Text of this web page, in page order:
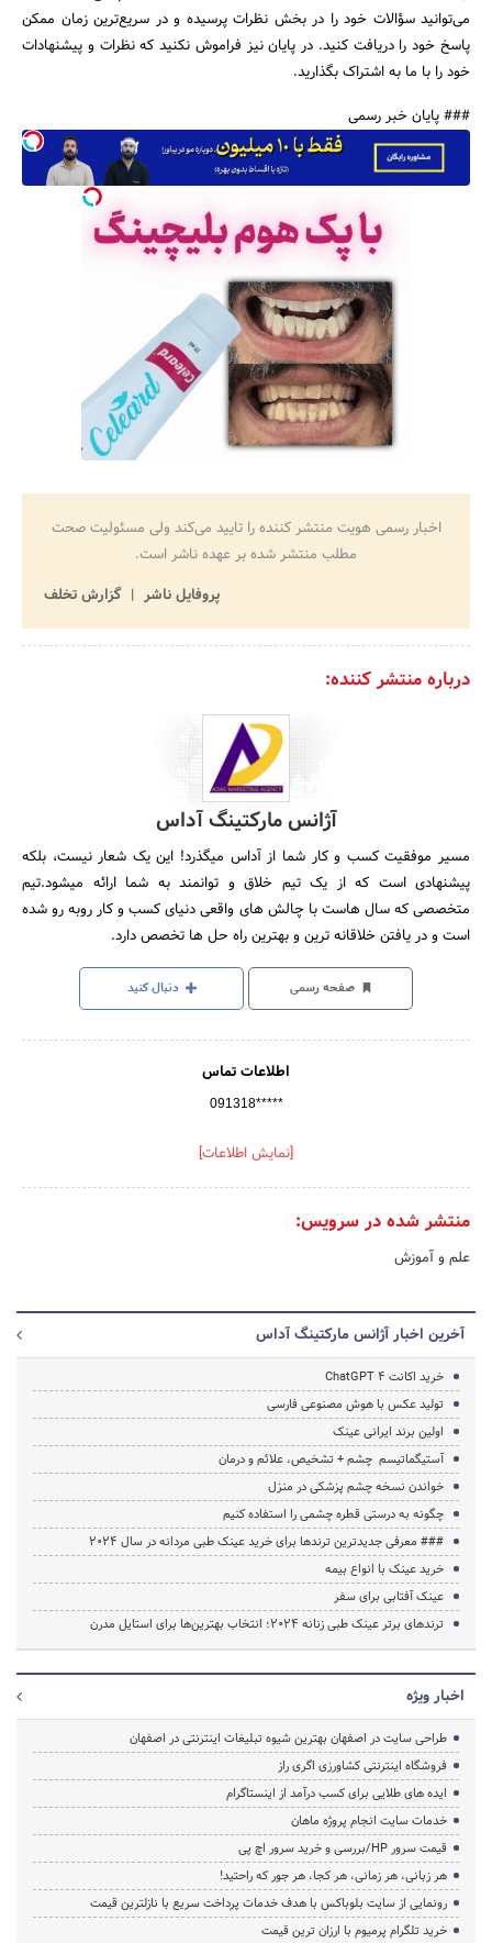
می‌توانید سؤالات خود را در بخش نظرات پرسیده و در سریع‌ترین زمان ممکن
پاسخ خود را دریافت کنید. در پایان نیز فراموش نکنید که نظرات و پیشنهادات
خود را با ما به اشتراک بگذارید.
### پایان خبر رسمی
اخبار رسمی هویت منتشر کننده را تایید می‌کند ولی مسئولیت صحت
مطلب منتشر شده بر عهده ناشر است.
پروفایل ناشر
گزارش تخلف
درباره منتشر کننده:
آژانس مارکتینگ آداس
مسیر موفقیت کسب و کار شما از آداس میگذرد! این یک شعار نیست، بلکه
پیشنهادی است که از یک تیم خلاق و توانمند به شما ارائه میشود.تیم
متخصصی که سال هاست با چالش های واقعی دنیای کسب و کار روبه رو شده
است و در یافتن خلاقانه ترین و بهترین راه حل ها تخصص دارد.
صفحه رسمی دنبال کنید
اطلاعات تماس
091318*****
[نمایش اطلاعات]
منتشر شده در سرویس:
علم و آموزش
آخرین اخبار آژانس مارکتینگ آداس
خرید اکانت ChatGPT 4
تولید عکس با هوش مصنوعی فارسی
اولین برند ایرانی عینک
آستیگماتیسم چشم + تشخیص، علائم و درمان
خواندن نسخه چشم پزشکی در منزل
چگونه به درستی قطره چشمی را استفاده کنیم
### معرفی جدیدترین ترندها برای خرید عینک طبی مردانه در سال 2024
خرید عینک با انواع بیمه
عینک آفتابی برای سفر
ترندهای برتر عینک طبی زنانه 2024؛ انتخاب بهترین‌ها برای استایل مدرن
اخبار ویژه
طراحی سایت در اصفهان بهترین شیوه تبلیغات اینترنتی در اصفهان
فروشگاه اینترنتی کشاورزی اگری راز
ایده های طلایی برای کسب درآمد از اینستاگرام
خدمات سایت انجام پروژه ماهان
قیمت سرور HP/بررسی و خرید سرور اچ پی
هر زبانی، هر زمانی، هر کجا، هر جور که راحتید!
رونمایی از سایت بلوباکس با هدف خدمات پرداخت سریع با نازلترین قیمت
خرید تلگرام پرمیوم با ارزان ترین قیمت